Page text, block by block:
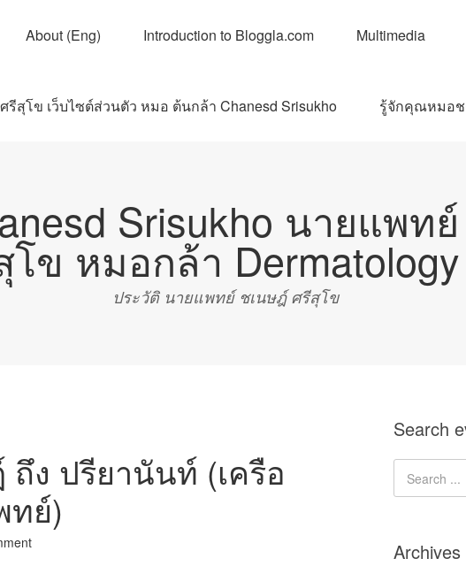
About (Eng) Introduction to Bloggla.com Multimedia
รีสุโข เว็บไซต์ส่วนตัว หมอ ต้นกล้า Chanesd Srisukho รู้จักคุณหมอช
Srisukho นายแพท
โข หมอกล้า Dermatology
ประวัติ นายแพทย์ ชเนษฎ์ ศรีสุโข
ง ปรียานันท์ (เครือ
ทย์)
Search